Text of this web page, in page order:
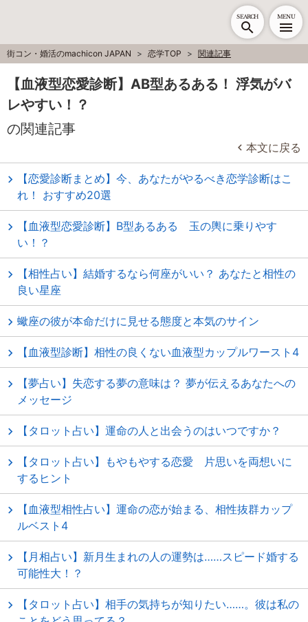
SEARCH MENU
街コン・婚活のmachicon JAPAN 恋学TOP 関連記事
【血液型恋愛診断】AB型あるある！ 浮気がバ
レやすい！？
の関連記事
本文に戻る
【恋愛診断まとめ】今、あなたがやるべき恋学診断はこ
れ！ おすすめ20選
【血液型恋愛診断】B型あるある 玉の輿に乗りやす
い！？
【相性占い】結婚するなら何座がいい？ あなたと相性の
良い星座
蠍座の彼が本命だけに見せる態度と本気のサイン
【血液型診断】相性の良くない血液型カップルワースト4
【夢占い】失恋する夢の意味は？ 夢が伝えるあなたへの
メッセージ
【タロット占い】運命の人と出会うのはいつですか？
【タロット占い】もやもやする恋愛 片思いを両想いに
するヒント
【血液型相性占い】運命の恋が始まる、相性抜群カップ
ルベスト4
【月相占い】新月生まれの人の運勢は……スピード婚する
可能性大！？
【タロット占い】相手の気持ちが知りたい……。彼は私の